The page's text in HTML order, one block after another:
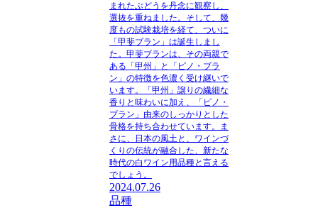
まれたぶどうを丹念に観察し、
選抜を重ねました。そして、幾
度もの試験栽培を経て、ついに
「甲斐ブラン」は誕生しまし
た。甲斐ブランは、その両親で
ある「甲州」と「ピノ・ブラ
ン」の特徴を色濃く受け継いで
います。「甲州」譲りの繊細な
香りと味わいに加え、「ピノ・
ブラン」由来のしっかりとした
骨格を持ち合わせています。ま
さに、日本の風土と、ワインづ
くりの伝統が融合した、新たな
時代の白ワイン用品種と言える
でしょう。
2024.07.26
品種